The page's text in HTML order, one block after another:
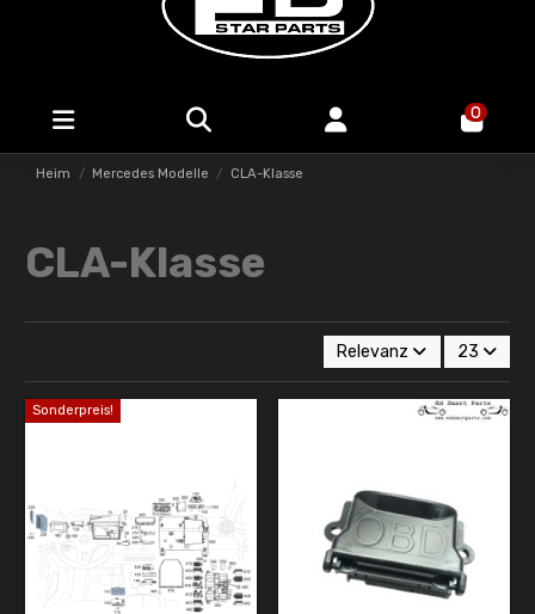
0
Heim Mercedes Modelle CLA-Klasse
CLA-Klasse
Relevanz 23
Sonderpreis!